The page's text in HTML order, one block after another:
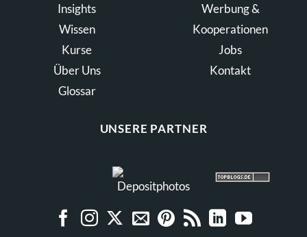
Insights
Wissen
Kurse
Über Uns
Glossar
Werbung &
Kooperationen
Jobs
Kontakt
UNSERE PARTNER